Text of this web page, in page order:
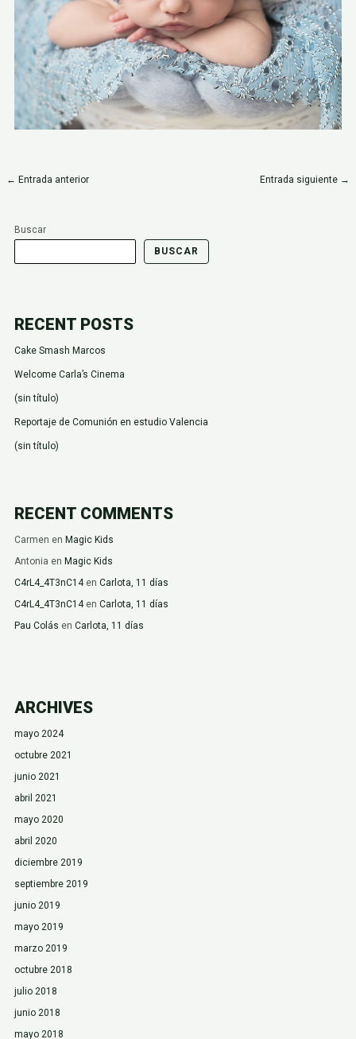
← Entrada anterior Entrada siguiente →
Buscar
BUSCAR
RECENT POSTS
Cake Smash Marcos
Welcome Carla’s Cinema
(sin título)
Reportaje de Comunión en estudio Valencia
(sin título)
RECENT COMMENTS
Carmen en Magic Kids
Antonia en Magic Kids
C4rL4_4T3nC14enCarlota, 11 días
C4rL4_4T3nC14enCarlota, 11 días
Pau Colás enCarlota, 11 días
ARCHIVES
mayo 2024
octubre 2021
junio 2021
abril 2021
mayo 2020
abril 2020
diciembre 2019
septiembre 2019
junio 2019
mayo 2019
marzo 2019
octubre 2018
julio 2018
junio 2018
mayo 2018